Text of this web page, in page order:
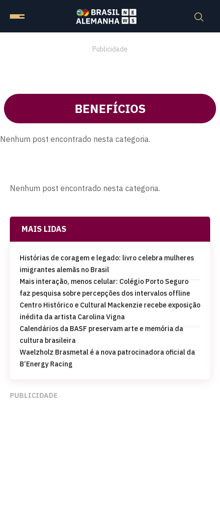
Publicidade
BENEFÍCIOS
Nenhum post encontrado nesta categoria.
Nenhum post encontrado nesta categoria.
MAIS LIDAS
Histórias de coragem e legado: livro celebra mulheres
imigrantes alemãs no Brasil
Mais interação, menos celular: Colégio Porto Seguro
faz pesquisa sobre percepções dos intervalos offline
Centro Histórico e Cultural Mackenzie recebe exposição
inédita da artista Carolina Vigna
Calendários da BASF preservam arte e memória da
cultura brasileira
Waelzholz Brasmetal é a nova patrocinadora oficial da
B’Energy Racing
PUBLICIDADE